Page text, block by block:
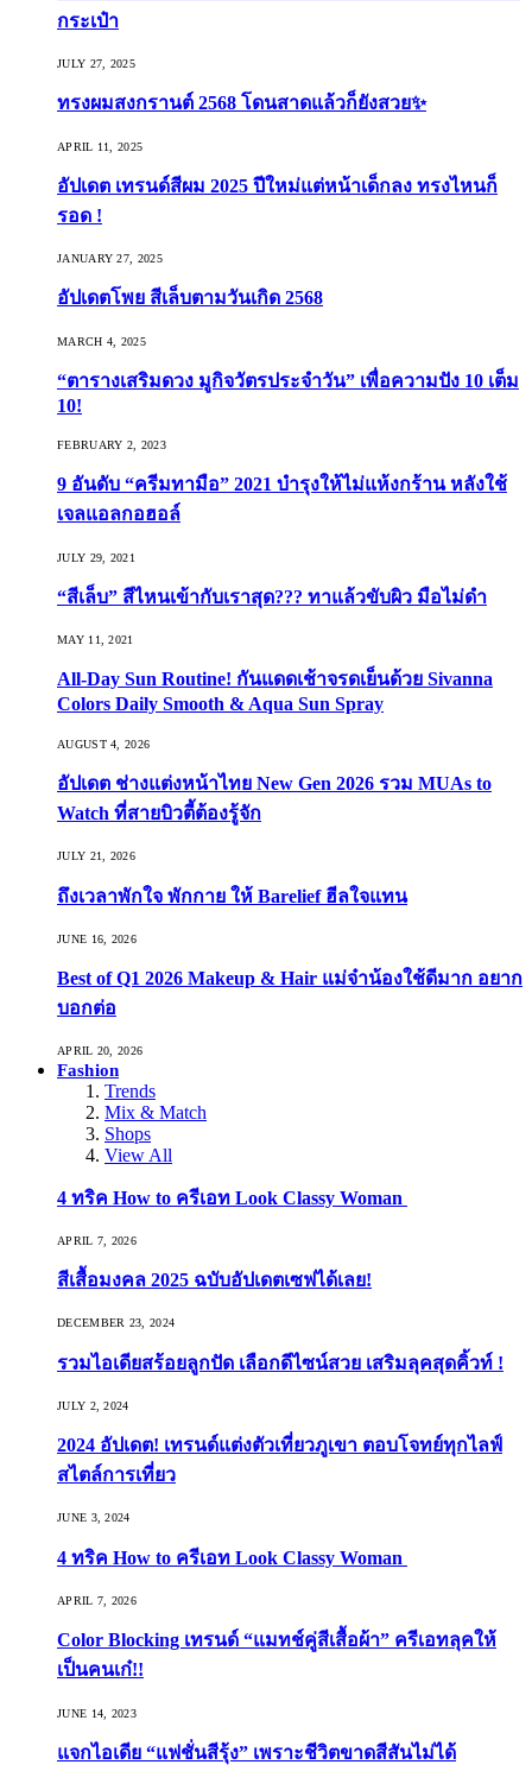
กระเป๋า
JULY 27, 2025
ทรงผมสงกรานต์ 2568 โดนสาดแล้วก็ยังสวย✨
APRIL 11, 2025
อัปเดต เทรนด์สีผม 2025 ปีใหม่แต่หน้าเด็กลง ทรงไหนก็
รอด !
JANUARY 27, 2025
อัปเดตโพย สีเล็บตามวันเกิด 2568
MARCH 4, 2025
“ตารางเสริมดวง มูกิจวัตรประจำวัน” เพื่อความปัง 10 เต็ม
10!
FEBRUARY 2, 2023
9 อันดับ “ครีมทามือ” 2021 บำรุงให้ไม่แห้งกร้าน หลังใช้
เจลแอลกอฮอล์
JULY 29, 2021
“สีเล็บ” สีไหนเข้ากับเราสุด??? ทาแล้วขับผิว มือไม่ดำ
MAY 11, 2021
All-Day Sun Routine! กันแดดเช้าจรดเย็นด้วย Sivanna
Colors Daily Smooth & Aqua Sun Spray
AUGUST 4, 2026
อัปเดต ช่างแต่งหน้าไทย New Gen 2026 รวม MUAs to
Watch ที่สายบิวตี้ต้องรู้จัก
JULY 21, 2026
ถึงเวลาพักใจ พักกาย ให้ Barelief ฮีลใจแทน
JUNE 16, 2026
Best of Q1 2026 Makeup & Hair แม่จ๋าน้องใช้ดีมาก อยาก
บอกต่อ
APRIL 20, 2026
Fashion
Trends
Mix & Match
Shops
View All
4 ทริค How to ครีเอท Look Classy Woman
APRIL 7, 2026
สีเสื้อมงคล 2025 ฉบับอัปเดตเซฟได้เลย!
DECEMBER 23, 2024
รวมไอเดียสร้อยลูกปัด เลือกดีไซน์สวย เสริมลุคสุดคิ้วท์ !
JULY 2, 2024
2024 อัปเดต! เทรนด์แต่งตัวเที่ยวภูเขา ตอบโจทย์ทุกไลฟ์
สไตล์การเที่ยว
JUNE 3, 2024
4 ทริค How to ครีเอท Look Classy Woman
APRIL 7, 2026
Color Blocking เทรนด์ “แมทช์คู่สีเสื้อผ้า” ครีเอทลุคให้
เป็นคนเก๋!!
JUNE 14, 2023
แจกไอเดีย “แฟชั่นสีรุ้ง” เพราะชีวิตขาดสีสันไม่ได้